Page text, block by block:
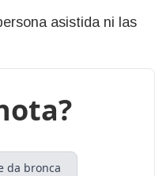
asistida ni las
da bronca